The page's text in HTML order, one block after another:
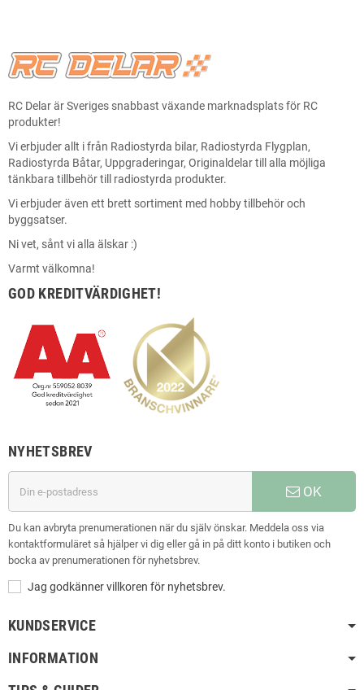
RC Delar är Sveriges snabbast växande marknadsplats för RC
produkter!
Vi erbjuder allt i från Radiostyrda bilar, Radiostyrda Flygplan,
Radiostyrda Båtar, Uppgraderingar, Originaldelar till alla möjliga
tänkbara tillbehör till radiostyrda produkter.
Vi erbjuder även ett brett sortiment med hobby tillbehör och
byggsatser.
Ni vet, sånt vi alla älskar :)
Varmt välkomna!
GOD KREDITVÄRDIGHET!
NYHETSBREV
OK
Du kan avbryta prenumerationen när du själv önskar. Meddela oss via
kontaktformuläret så hjälper vi dig eller gå in på ditt konto i butiken och
bocka av prenumerationen för nyhetsbrev.
Jag godkänner villkoren för nyhetsbrev.
KUNDSERVICE
INFORMATION